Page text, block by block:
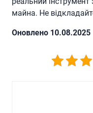
майна. Не
Oновлено 10.08.2025